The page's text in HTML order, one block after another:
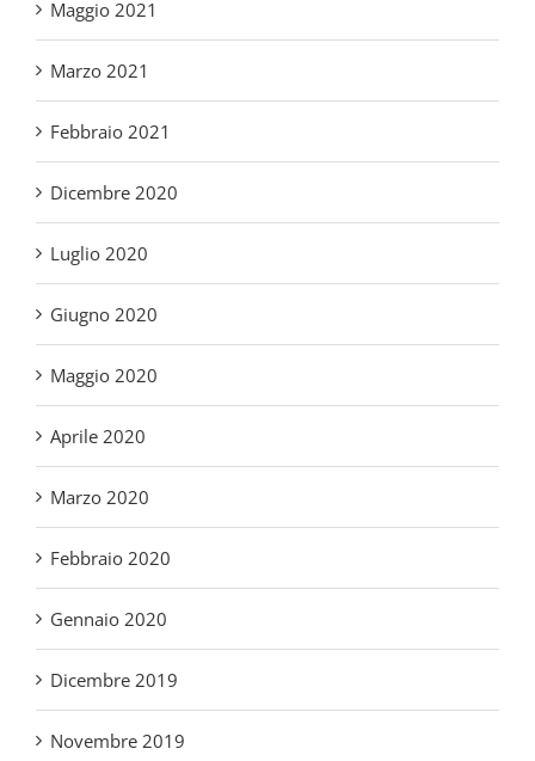
Marzo 2021
Febbraio 2021
Dicembre 2020
Luglio 2020
Giugno 2020
Maggio 2020
Aprile 2020
Marzo 2020
Febbraio 2020
Gennaio 2020
Dicembre 2019
Novembre 2019
Ottobre 2019